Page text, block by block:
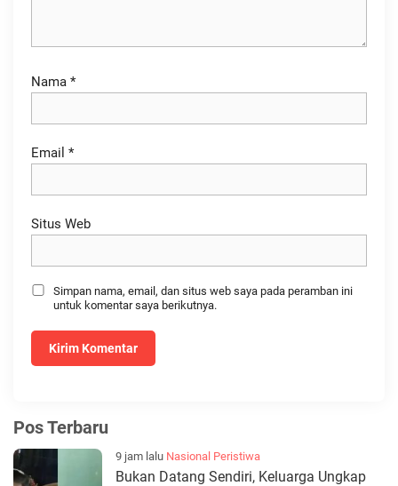
Nama *
Email *
Situs Web
Simpan nama, email, dan situs web saya pada peramban ini
untuk komentar saya berikutnya.
Pos Terbaru
9 jam lalu Nasional Peristiwa
Bukan Datang Sendiri, Keluarga Ungkap